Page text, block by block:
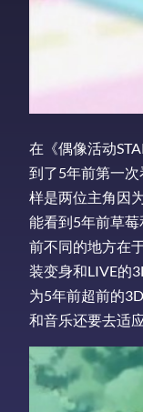
在《偶像活动
到了5年前第一
样是两位主角因
能看到5年前草
前不同的地方在
装变身和LIVE的
为5年前超前的
和音乐还要去适